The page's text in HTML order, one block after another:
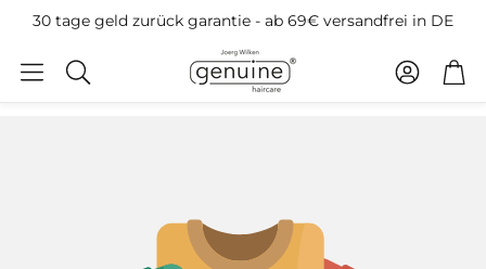
30 tage geld zurück garantie - ab 69€ versandfrei in DE
Search
AccountCart